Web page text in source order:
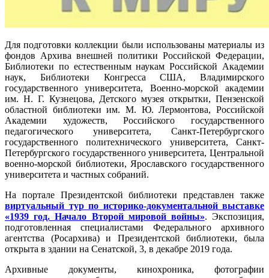
Для подготовки коллекции были использованы материалы из
фондов Архива внешней политики Российской Федерации,
Библиотеки по естественным наукам Российской Академии
наук, Библиотеки Конгресса США, Владимирского
государственного университета, Военно-морской академии
им. Н. Г. Кузнецова, Детского музея открытки, Пензенской
областной библиотеки им. М. Ю. Лермонтова, Российской
Академии художеств, Российского государственного
педагогического университета, Санкт-Петербургского
государственного политехнического университета, Санкт-
Петербургского государственного университета, Центральной
военно-морской библиотеки, Ярославского государственного
университета и частных собраний.
На портале Президентской библиотеки представлен также
виртуальный тур по историко-документальной выставке
«1939 год. Начало Второй мировой войны». Экспозиция,
подготовленная специалистами Федерального архивного
агентства (Росархива) и Президентской библиотеки, была
открыта в здании на Сенатской, 3, в декабре 2019 года.
Архивные документы, кинохроника, фотографии